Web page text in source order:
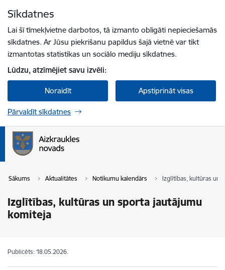
Sīkdatnes
Lai šī tīmekļvietne darbotos, tā izmanto obligāti nepieciešamās
sīkdatnes. Ar Jūsu piekrišanu papildus šajā vietnē var tikt
izmantotas statistikas un sociālo mediju sīkdatnes.
Lūdzu, atzīmējiet savu izvēli:
Noraidīt Apstiprināt visas
Pārvaldīt sīkdatnes
Sākums Aktualitātes Notikumu kalendārs Izglītības, kultūras un
Izglītības, kultūras un sporta jautājumu
komiteja
Publicēts: 18.05.2026.